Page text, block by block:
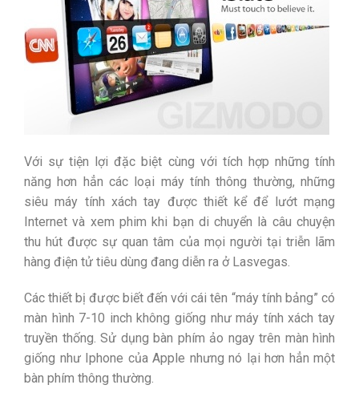
Với sự tiện lợi đặc biệt cùng với tích hợp những tính
năng hơn hẳn các loại máy tính thông thường, những
siêu máy tính xách tay được thiết kể để lướt mạng
Internet và xem phim khi bạn di chuyển là câu chuyện
thu hút được sự quan tâm của mọi người tại triễn lãm
hàng điện tử tiêu dùng đang diễn ra ở Lasvegas.
Các thiết bị được biết đến với cái tên “máy tính bảng” có
màn hình 7-10 inch không giống như máy tính xách tay
truyền thống. Sử dụng bàn phím ảo ngay trên màn hình
giống như Iphone của Apple nhưng nó lại hơn hẳn một
bàn phím thông thường.